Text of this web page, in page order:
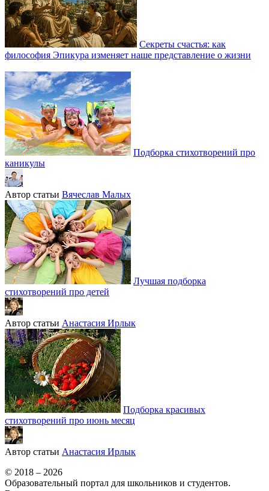
Секреты счастья: как
философия Эпикура изменяет наше представление о жизни
Подборка стихотворений про
каникулы
Автор статьи Вячеслав Малых
Лучшая подборка
стихотворений про детей
Автор статьи Анастасия Ирлык
Подборка красивых
стихотворений про июнь месяц
Автор статьи Анастасия Ирлык
© 2018 – 2026
Образовательный портал для школьников и студентов.